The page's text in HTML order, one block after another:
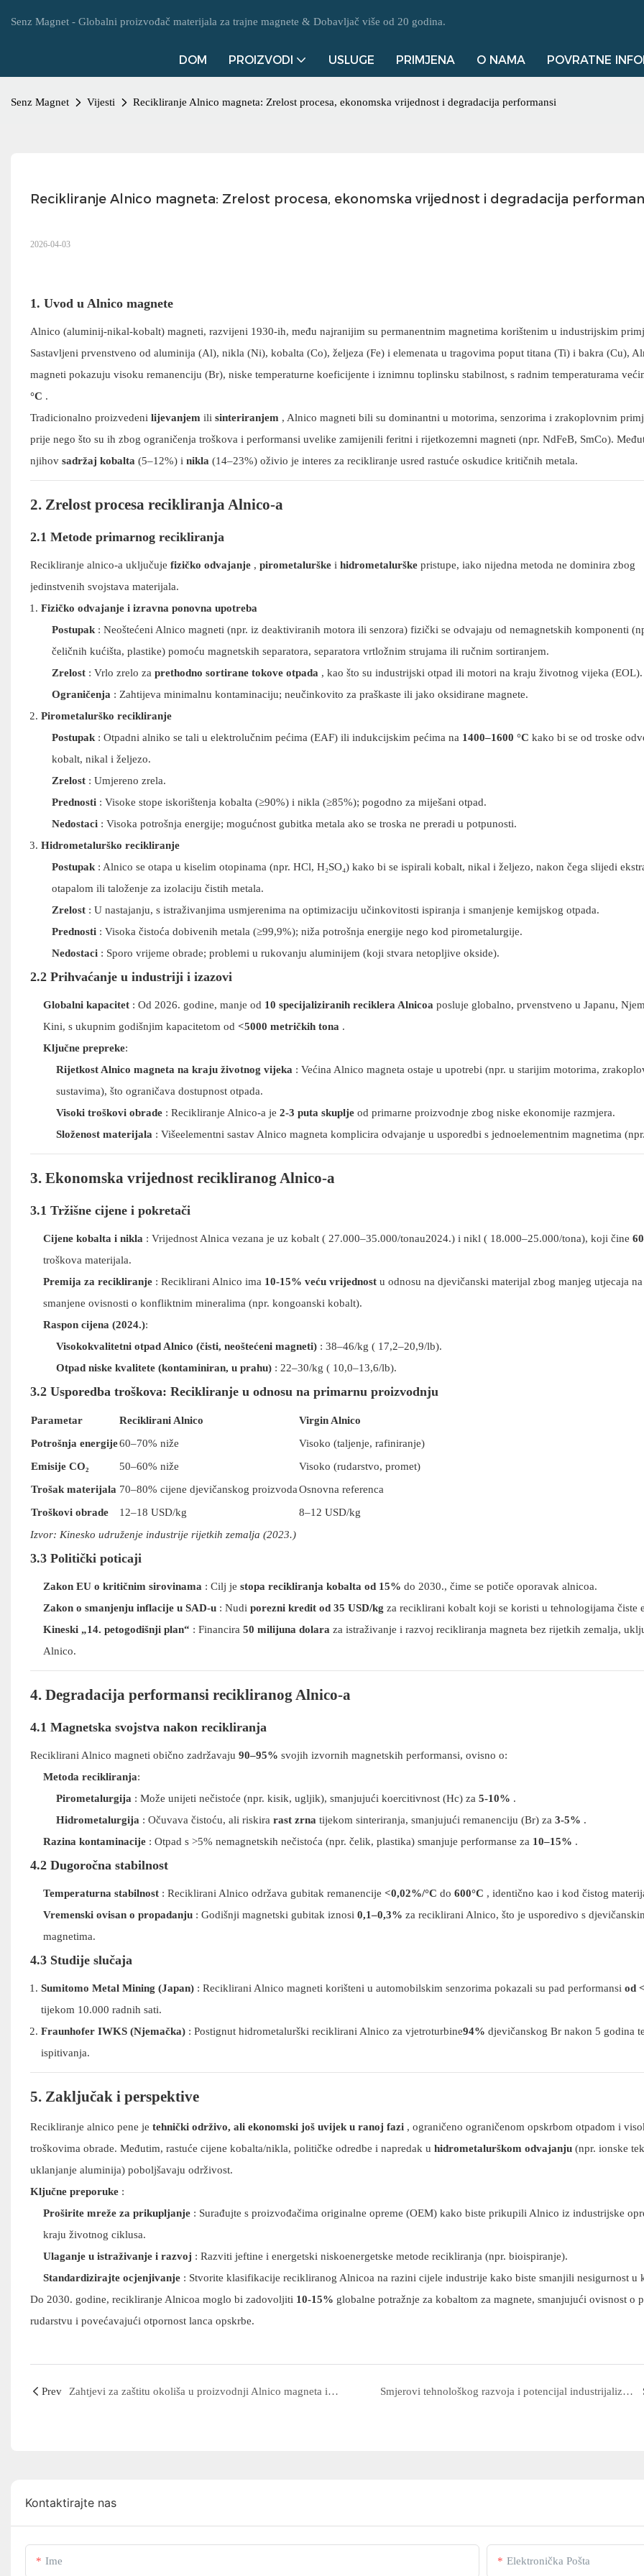
Senz Magnet - Globalni proizvođač materijala za trajne magnete & Dobavljač više od 20 godina.
DOM PROIZVODI USLUGE PRIMJENA O NAMA POVRATNE
Senz Magnet Vijesti Recikliranje Alnico magneta: Zrelost procesa, ekonomska vrijednost i degradacija performansi
Recikliranje Alnico magneta: Zrelost procesa, ekonomska vrijednost i degradacija
2026-04-03
1. Uvod u Alnico magnete
Alnico (aluminij-nikal-kobalt) magneti, razvijeni 1930-ih, među najranijim su permanentnim magnetima korištenim u industrijskim
Sastavljeni prvenstveno od aluminija (Al), nikla (Ni), kobalta (Co), željeza (Fe) i elemenata u tragovima poput titana (Ti) i bakra (Cu),
magneti pokazuju visoku remanenciju (Br), niske temperaturne koeficijente i iznimnu toplinsku stabilnost, s radnim temperaturama
°C .
Tradicionalno proizvedeni lijevanjem ili sinteriranjem , Alnico magneti bili su dominantni u motorima, senzorima i zrakoplovnim
prije nego što su ih zbog ograničenja troškova i performansi uvelike zamijenili feritni i rijetkozemni magneti (npr. NdFeB, SmCo).
njihov sadržaj kobalta (5–12%) i nikla (14–23%) oživio je interes za recikliranje usred rastuće oskudice kritičnih metala.
2. Zrelost procesa recikliranja Alnico-a
2.1 Metode primarnog recikliranja
Recikliranje alnico-a uključuje fizičko odvajanje, pirometalurškei hidrometalurškepristupe, iako nijedna metoda ne dominira zbog
jedinstvenih svojstava materijala.
Fizičko odvajanje i izravna ponovna upotreba
Postupak: Neoštećeni Alnico magneti (npr. iz deaktiviranih motora ili senzora) fizički se odvajaju od nemagnetskih komponenti
čeličnih kućišta, plastike) pomoću magnetskih separatora, separatora vrtložnim strujama ili ručnim sortiranjem.
Zrelost: Vrlo zrelo za prethodno sortirane tokove otpada , kao što su industrijski otpad ili motori na kraju životnog vijeka (EOL).
Ograničenja : Zahtijeva minimalnu kontaminaciju; neučinkovito za praškaste ili jako oksidirane magnete.
Pirometalurško recikliranje
Postupak: Otpadni alniko se tali u elektrolučnim pećima (EAF) ili indukcijskim pećima na 1400–1600 °C kako bi se od troske
kobalt, nikal i željezo.
Zrelost: Umjereno zrela.
Prednosti: Visoke stope iskorištenja kobalta (≥90%) i nikla (≥85%); pogodno za miješani otpad.
Nedostaci: Visoka potrošnja energije; mogućnost gubitka metala ako se troska ne preradi u potpunosti.
Hidrometalurško recikliranje
Postupak: Alnico se otapa u kiselim otopinama (npr. HCl, H₂SO₄) kako bi se ispirali kobalt, nikal i željezo, nakon čega slijedi
otapalom ili taloženje za izolaciju čistih metala.
Zrelost: U nastajanju, s istraživanjima usmjerenima na optimizaciju učinkovitosti ispiranja i smanjenje kemijskog otpada.
Prednosti: Visoka čistoća dobivenih metala (≥99,9%); niža potrošnja energije nego kod pirometalurgije.
Nedostaci: Sporo vrijeme obrade; problemi u rukovanju aluminijem (koji stvara netopljive okside).
2.2 Prihvaćanje u industriji i izazovi
Globalni kapacitet: Od 2026. godine, manje od 10 specijaliziranih reciklera Alnicoa posluje globalno, prvenstveno u Japanu,
Kini, s ukupnim godišnjim kapacitetom od <5000 metričkih tona .
Ključne prepreke:
Rijetkost Alnico magneta na kraju životnog vijeka : Većina Alnico magneta ostaje u upotrebi (npr. u starijim motorima,
sustavima), što ograničava dostupnost otpada.
Visoki troškovi obrade: Recikliranje Alnico-a je 2-3 puta skupljeod primarne proizvodnje zbog niske ekonomije razmjera.
Složenost materijala : Višeelementni sastav Alnico magneta komplicira odvajanje u usporedbi s jednoelementnim magnetima
3. Ekonomska vrijednost recikliranog Alnico-a
3.1 Tržišne cijene i pokretači
Cijene kobalta i nikla : Vrijednost Alnica vezana je uz kobalt ( 27.000–35.000/tonau2024.) i nikl (18.000–25.000/tona), koji čine
troškova materijala.
Premija za recikliranje: Reciklirani Alnico ima 10-15% veću vrijednostu odnosu na djevičanski materijal zbog manjeg utjecaja
smanjene ovisnosti o konfliktnim mineralima (npr. kongoanski kobalt).
Raspon cijena (2024.):
Visokokvalitetni otpad Alnico (čisti, neoštećeni magneti): 38–46/kg (17,2–20,9/lb).
Otpad niske kvalitete (kontaminiran, u prahu): 22–30/kg (10,0–13,6/lb).
3.2 Usporedba troškova: Recikliranje u odnosu na primarnu proizvodnju
Parametar Reciklirani Alnico
Virgin Alnico
Potrošnja energije60–70% niže
Visoko (taljenje, rafiniranje)
Emisije CO₂
50–60% niže
Visoko (rudarstvo, promet)
Trošak materijala 70–80% cijene djevičanskog proizvodaOsnovna referenca
Troškovi obrade
12–18 USD/kg
8–12 USD/kg
Izvor: Kinesko udruženje industrije rijetkih zemalja (2023.)
3.3 Politički poticaji
Zakon EU o kritičnim sirovinama : Cilj je stopa recikliranja kobalta od 15% do 2030., čime se potiče oporavak alnicoa.
Zakon o smanjenju inflacije u SAD-u: Nudi porezni kredit od 35 USD/kg za reciklirani kobalt koji se koristi u tehnologijama čiste
Kineski „14. petogodišnji plan“ : Financira 50 milijuna dolara za istraživanje i razvoj recikliranja magneta bez rijetkih zemalja,
Alnico.
4. Degradacija performansi recikliranog Alnico-a
4.1 Magnetska svojstva nakon recikliranja
Reciklirani Alnico magneti obično zadržavaju 90–95% svojih izvornih magnetskih performansi, ovisno o:
Metoda recikliranja:
Pirometalurgija : Može unijeti nečistoće (npr. kisik, ugljik), smanjujući koercitivnost (Hc) za 5-10% .
Hidrometalurgija : Očuvava čistoću, ali riskira rast zrna tijekom sinteriranja, smanjujući remanenciju (Br) za 3-5% .
Razina kontaminacije: Otpad s >5% nemagnetskih nečistoća (npr. čelik, plastika) smanjuje performanse za 10–15% .
4.2 Dugoročna stabilnost
Temperaturna stabilnost: Reciklirani Alnico održava gubitak remanencije <0,02%/°C do 600°C , identično kao i kod čistog
Vremenski ovisan o propadanju: Godišnji magnetski gubitak iznosi 0,1–0,3% za reciklirani Alnico, što je usporedivo s
magnetima.
4.3 Studije slučaja
Sumitomo Metal Mining (Japan): Reciklirani Alnico magneti korišteni u automobilskim senzorima pokazali su pad performansi od
tijekom 10.000 radnih sati.
Fraunhofer IWKS (Njemačka): Postignut hidrometalurški reciklirani Alnico za vjetroturbine94% djevičanskog Br nakon 5 godina
ispitivanja.
5. Zaključak i perspektive
Recikliranje alnico pene je tehnički održivo, ali ekonomski još uvijek u ranoj fazi, ograničeno ograničenom opskrbom otpadom i
troškovima obrade. Međutim, rastuće cijene kobalta/nikla, političke odredbe i napredak u hidrometalurškom odvajanju(npr. ionske
uklanjanje aluminija) poboljšavaju održivost.
Ključne preporuke:
Proširite mreže za prikupljanje: Surađujte s proizvođačima originalne opreme (OEM) kako biste prikupili Alnico iz industrijske
kraju životnog ciklusa.
Ulaganje u istraživanje i razvoj : Razviti jeftine i energetski niskoenergetske metode recikliranja (npr. bioispiranje).
Standardizirajte ocjenjivanje: Stvorite klasifikacije recikliranog Alnicoa na razini cijele industrije kako biste smanjili nesigurnost u
Do 2030. godine, recikliranje Alnicoa moglo bi zadovoljiti 10-15% globalne potražnje za kobaltom za magnete, smanjujući ovisnost o
rudarstvu i povećavajući otpornost lanca opskrbe.
Prev Zahtjevi za zaštitu okoliša u proizvodnji Alnico magneta i kontrola emisija onečišćenja tijekom procesa taljenja i sinteriranja Smjerovi tehnološkog razvoja i potencijal industrijalizacije Alnico magneta
Kontaktirajte nas
Ime Elektronička Pošta